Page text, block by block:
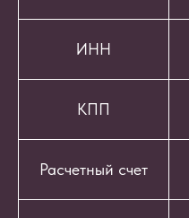
ИНН
КПП
Расчетный счет